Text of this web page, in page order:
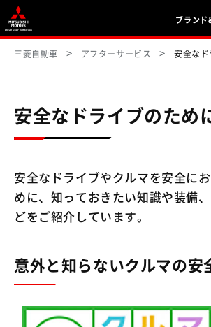
ブランド
三菱自動車 アフターサービス 安全なド
安全なドライブのため
安全なドライブやクルマを安全に
めに、知っておきたい知識や装備
どをご紹介しています。
意外と知らないクルマの安